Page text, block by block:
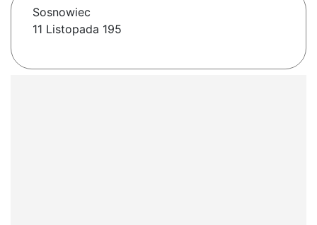
Sosnowiec
11 Listopada 195